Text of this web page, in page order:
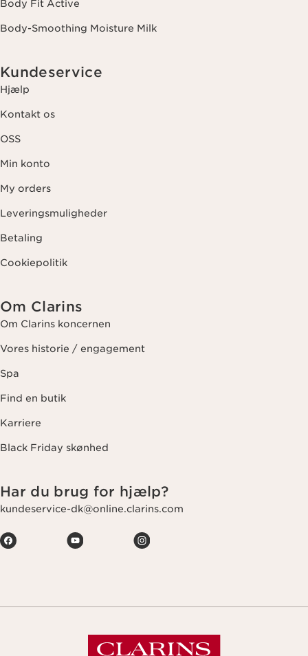
Body Fit Active
Body-Smoothing Moisture Milk
Kundeservice
Hjælp
Kontakt os
OSS
Min konto
My orders
Leveringsmuligheder
Betaling
Cookiepolitik
Om Clarins
Om Clarins koncernen
Vores historie / engagement
Spa
Find en butik
Karriere
Black Friday skønhed
Har du brug for hjælp?
kundeservice-dk@online.clarins.com